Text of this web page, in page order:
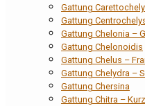
Gattung
Gattung
Gattung Chelonia –
Gattung Chelonoidis
Gattung Chelus –
Gattung Chelydra –
Gattung Chersina
Gattung Chitra –